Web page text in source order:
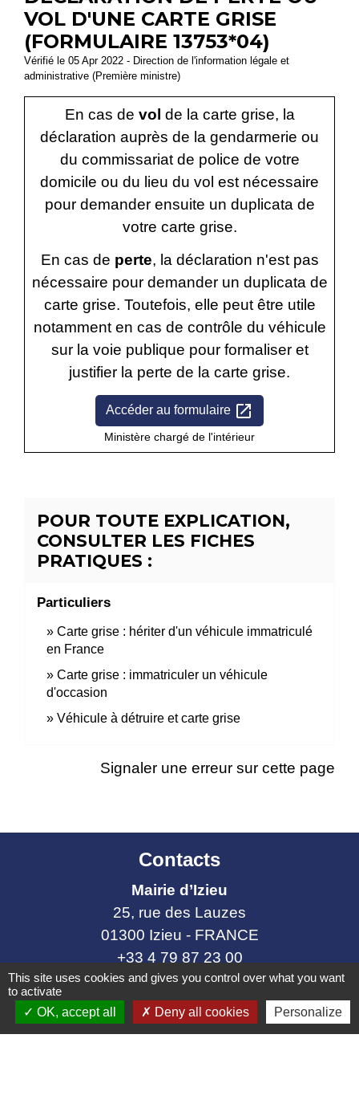
VOL D'UNE CARTE GRISE
(FORMULAIRE 13753*04)
Vérifié le 05 Apr 2022 - Direction de l'information légale et
administrative (Première ministre)
En cas de vol de la carte grise, la
déclaration auprès de la gendarmerie ou
du commissariat de police de votre
domicile ou du lieu du vol est nécessaire
pour demander ensuite un duplicata de
votre carte grise.
En cas de perte, la déclaration n'est pas
nécessaire pour demander un duplicata de
carte grise. Toutefois, elle peut être utile
notamment en cas de contrôle du véhicule
sur la voie publique pour formaliser et
justifier la perte de la carte grise.
Accéder au formulaire open_in_new
Ministère chargé de l'intérieur
POUR TOUTE EXPLICATION,
CONSULTER LES FICHES
PRATIQUES :
Particuliers
Carte grise : hériter d'un véhicule immatriculé
en France
Carte grise : immatriculer un véhicule
d'occasion
Véhicule à détruire et carte grise
Signaler une erreur sur cette page
Contacts
Mairie d’Izieu
25, rue des Lauzes
01300 Izieu - FRANCE
+33 4 79 87 23 00
Contact par formulaire
This site uses cookies and gives you control over what you want
to activate
OK, accept all
Deny all cookies Personalize